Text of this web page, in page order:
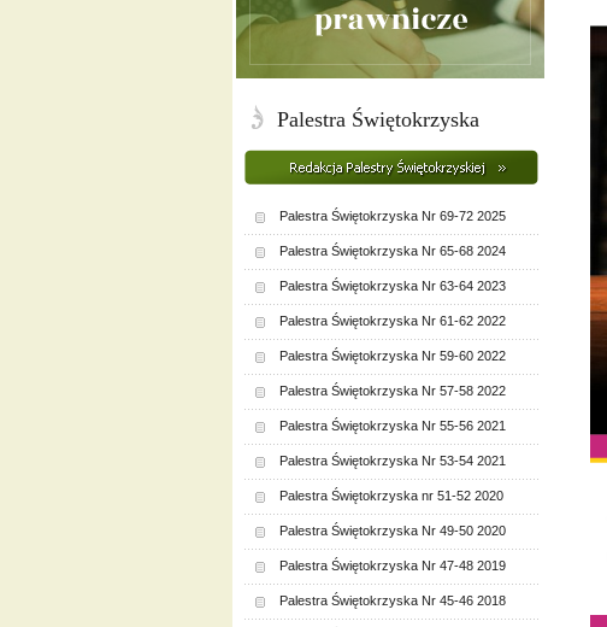
Palestra Świętokrzyska
Palestra Świętokrzyska Nr 69-72 2025
Palestra Świętokrzyska Nr 65-68 2024
Palestra Świętokrzyska Nr 63-64 2023
Palestra Świętokrzyska Nr 61-62 2022
Palestra Świętokrzyska Nr 59-60 2022
Palestra Świętokrzyska Nr 57-58 2022
Palestra Świętokrzyska Nr 55-56 2021
Palestra Świętokrzyska Nr 53-54 2021
Palestra Świętokrzyska nr 51-52 2020
Palestra Świętokrzyska Nr 49-50 2020
Palestra Świętokrzyska Nr 47-48 2019
Palestra Świętokrzyska Nr 45-46 2018